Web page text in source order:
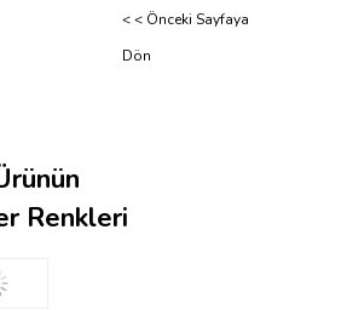
< < Önceki Sayfaya
Dön
Renkleri